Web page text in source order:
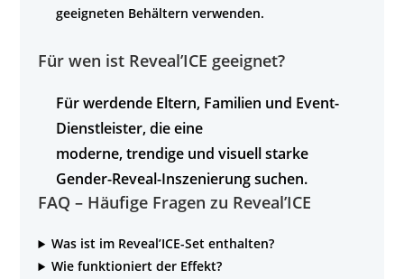
geeigneten Behältern verwenden.
Für wen ist Reveal’ICE geeignet?
Für werdende Eltern, Familien und Event-
Dienstleister, die eine
moderne, trendige und visuell starke
Gender-Reveal-Inszenierung suchen.
FAQ – Häufige Fragen zu Reveal’ICE
Was ist im Reveal’ICE-Set enthalten?
Wie funktioniert der Effekt?